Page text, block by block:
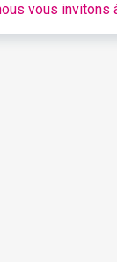
vous